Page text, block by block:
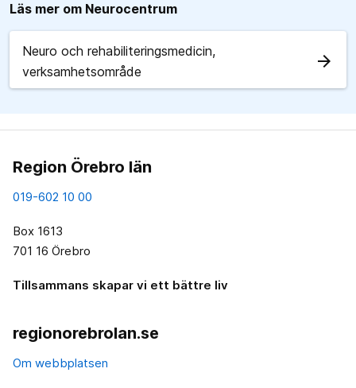
Läs mer om Neurocentrum
Neuro och rehabiliteringsmedicin,
verksamhetsområde
arrow_forward
Region Örebro län
019-602 10 00
Box 1613
701 16 Örebro
Tillsammans skapar vi ett bättre liv
regionorebrolan.se
Om webbplatsen